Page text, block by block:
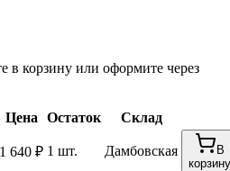
в корзину или оформите через
Цена Остаток
Склад
1 640 ₽ 1 шт. Дамбовская
В
корзину